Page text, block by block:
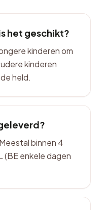
het geschikt?
kinderen om
kinderen
held.
binnen 4
(BE enkele dagen